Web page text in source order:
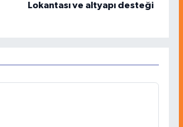
Lokantası ve altyapı desteği